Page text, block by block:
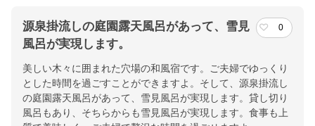
源泉掛流しの庭園露天風呂があって、雪見
風呂が実現します。
0
美しい木々に囲まれた穴場の和風宿です。ご夫婦でゆっくり
とした時間を過ごすことができますよ。そして、源泉掛流し
の庭園露天風呂があって、雪見風呂が実現します。貸し切り
風呂もあり、そちらからも雪見風呂が実現します。食事も上